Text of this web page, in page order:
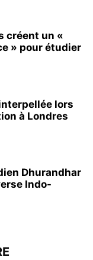
créent un «
» pour étudier
lors
à Londres
Dhurandhar
Indo-